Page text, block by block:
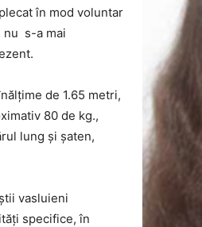
în mod voluntar
nu s-a mai
de 1.65 metri,
80 de kg.,
lung și șaten,
vasluieni
specifice, în